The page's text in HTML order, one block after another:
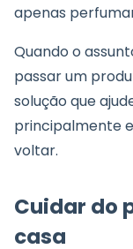
apenas
Quando o
passar um
solução que
principalmente
voltar.
Cuidar do
casa